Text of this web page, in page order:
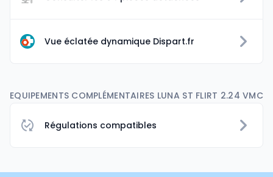
Vue éclatée dynamique Dispart.fr
EQUIPEMENTS COMPLÉMENTAIRES LUNA ST FLIRT 2.24 VMC
Régulations compatibles